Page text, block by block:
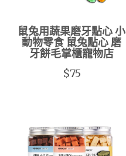
鼠兔用蔬果磨牙點心 小
動物零食 鼠兔點心 磨
牙餅毛掌櫃寵物店
$75